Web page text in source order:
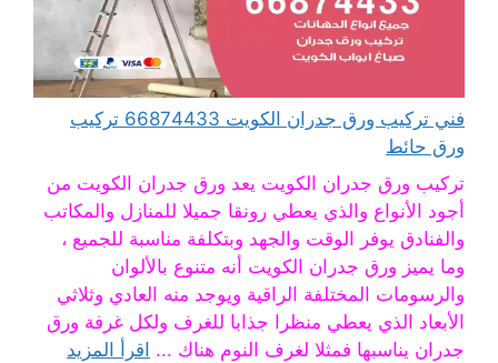
فني تركيب ورق جدران الكويت 66874433 تركيب
ورق حائط
تركيب ورق جدران الكويت يعد ورق جدران الكويت من
أجود الأنواع والذي يعطي رونقا جميلا للمنازل والمكاتب
والفنادق يوفر الوقت والجهد وبتكلفة مناسبة للجميع ،
وما يميز ورق جدران الكويت أنه متنوع بالألوان
والرسومات المختلفة الراقية ويوجد منه العادي وثلاثي
الأبعاد الذي يعطي منظرا جذابا للغرف ولكل غرفة ورق
جدران يناسبها فمثلا لغرف النوم هناك ... اقرأ المزيد